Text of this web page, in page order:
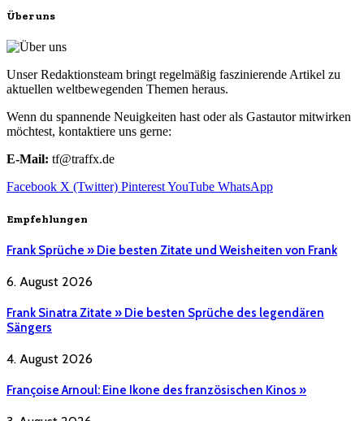
Über uns
Unser Redaktionsteam bringt regelmäßig faszinierende Artikel zu
aktuellen weltbewegenden Themen heraus.
Wenn du spannende Neuigkeiten hast oder als Gastautor mitwirken
möchtest, kontaktiere uns gerne:
E-Mail: tf@traffx.de
Facebook X (Twitter) PinterestYouTube WhatsApp
Empfehlungen
Frank Sprüche » Die besten Zitate und Weisheiten von Frank
6. August 2026
Frank Sinatra Zitate » Die besten Sprüche des legendären
Sängers
4. August 2026
Françoise Arnoul: Eine Ikone des französischen Kinos »